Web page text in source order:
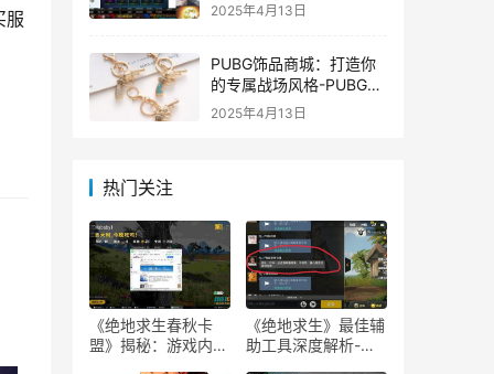
服
2025年4月13日
PUBG饰品商城：打造你
的专属战场风格-PUBG游
戏内饰品购买指南
2025年4月13日
热门关注
《绝地求生春秋卡
盟》揭秘：游戏内外
《绝地求生》最佳辅
助工具深度解析-